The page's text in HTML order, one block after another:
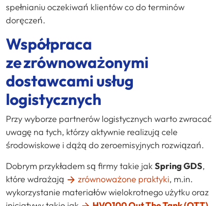
spełnianiu oczekiwań klientów co do terminów
doręczeń.
Współpraca
ze zrównoważonymi
dostawcami usług
logistycznych
Przy wyborze partnerów logistycznych warto zwracać
uwagę na tych, którzy aktywnie realizują cele
środowiskowe i dążą do zeroemisyjnych rozwiązań.
Dobrym przykładem są firmy takie jak Spring GDS,
które wdrażają
zrównoważone praktyki, m.in.
wykorzystanie materiałów wielokrotnego użytku oraz